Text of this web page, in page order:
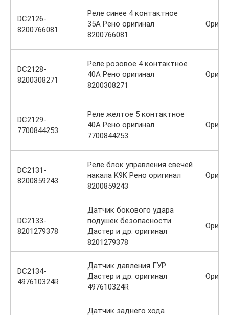
DC2126-
8200766081
Реле синее 4 контактное
35А Рено оригинал
8200766081
DC2128-
8200308271
Реле розовое 4 контактное
40А Рено оригинал
8200308271
DC2129-
7700844253
Реле желтое 5 контактное
40А Рено оригинал
7700844253
DC2131-
8200859243
Реле блок управления свечей
накала K9K Рено оригинал
8200859243
DC2133-
8201279378
Датчик бокового удара
подушек безопасности
Дастер и др. оригинал
8201279378
DC2134-
497610324R
Датчик давления ГУР
Дастер и др. оригинал
497610324R
Датчик заднего хода